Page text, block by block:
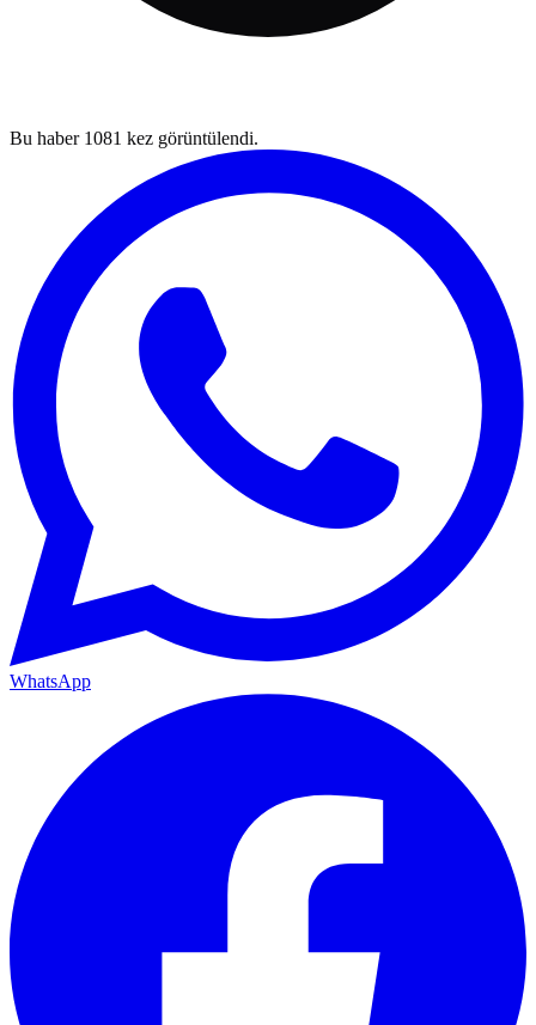
Bu haber 1081 kez görüntülendi.
WhatsApp